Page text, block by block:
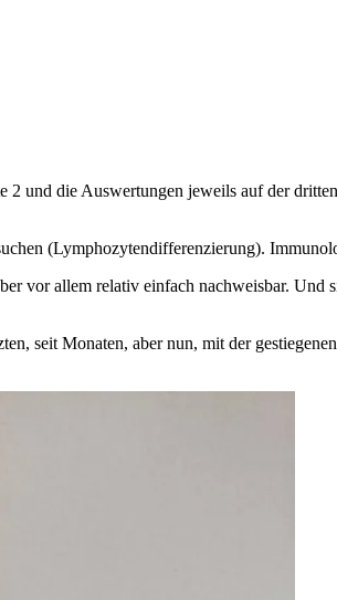
und die Auswertungen jeweils auf der
(Lymphozytendifferenzierung).
vor allem relativ einfach nachweisbar.
seit Monaten, aber nun, mit der